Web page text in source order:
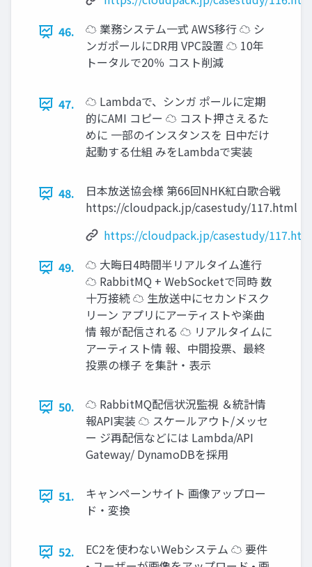
46.
☁ 業務システム一式 AWS移行 ☁ シ
ンガポールにDR用 VPC設置 ☁ 10年
トータルで20％ コスト削減
47.
☁ Lambdaで、シンガ ポールに定期
的にAMI コピー ☁ コスト押さえるた
めに 一部のインスタンスを 日中だけ
起動する仕組 みをLambdaで実装
48.
日本放送協会様 第66回NHK紅白歌合戦
https://cloudpack.jp/casestudy/117.html
https://cloudpack.jp/casestudy/
49.
☁ 大晦日4時間半リアルタイム進行
☁ RabbitMQ + WebSocketで同時 数
十万接続 ☁ 生放送中にセカンドスク
リーン アプリにアーティストや楽曲
情 報が配信される ☁ リアルタイムに
アーティスト情 報、中間投票、最終
投票の様子 を集計・表示
50.
☁ RabbitMQ配信状況監視 ＆統計情
報API実装 ☁ スケールアウト/メッセ
ー ジ再配信などには Lambda/API
Gateway/ DynamoDBを採用
51.
キャンペーンサイト 画像アップロー
ド・変換
52.
EC2を使わないWebシステム ☁ 要件